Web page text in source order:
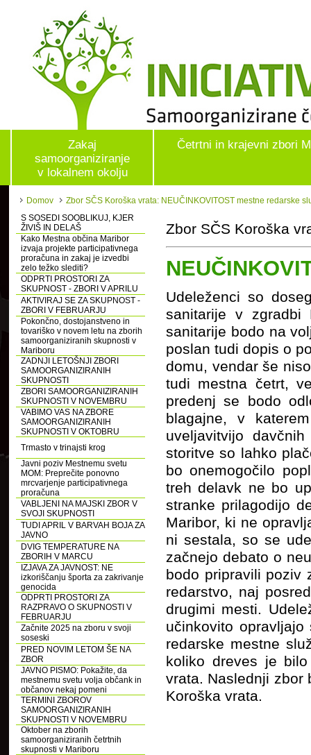
Zakaj
samoorganiziranje
v lokalnem okolju
Četrtni in krajevni zbori
Domov
Zbor SČS Koroška vrata: NEUČINKOVITOST mestne redarske
S SOSEDI SOOBLIKUJ, KJER
ŽIVIŠ IN DELAŠ
Kako Mestna občina Maribor
izvaja projekte participativnega
proračuna in zakaj je izvedbi
zelo težko slediti?
ODPRTI PROSTORI ZA
SKUPNOST - ZBORI V APRILU
AKTIVIRAJ SE ZA SKUPNOST -
ZBORI V FEBRUARJU
Pokončno, dostojanstveno in
tovariško v novem letu na zborih
samoorganiziranih skupnosti v
Mariboru
ZADNJI LETOŠNJI ZBORI
SAMOORGANIZIRANIH
SKUPNOSTI
ZBORI SAMOORGANIZIRANIH
SKUPNOSTI V NOVEMBRU
VABIMO VAS NA ZBORE
SAMOORGANIZIRANIH
SKUPNOSTI V OKTOBRU
Trmasto v trinajsti krog
Javni poziv Mestnemu svetu
MOM: Preprečite ponovno
mrcvarjenje participativnega
proračuna
VABLJENI NA MAJSKI ZBOR V
SVOJI SKUPNOSTI
TUDI APRIL V BARVAH BOJA ZA
JAVNO
DVIG TEMPERATURE NA
ZBORIH V MARCU
IZJAVA ZA JAVNOST: NE
izkoriščanju športa za zakrivanje
genocida
ODPRTI PROSTORI ZA
RAZPRAVO O SKUPNOSTI V
FEBRUARJU
Začnite 2025 na zboru v svoji
soseski
PRED NOVIM LETOM ŠE NA
ZBOR
JAVNO PISMO: Pokažite, da
mestnemu svetu volja občank in
občanov nekaj pomeni
TERMINI ZBOROV
SAMOORGANIZIRANIH
SKUPNOSTI V NOVEMBRU
Oktober na zborih
samoorganiziranih četrtnih
skupnosti v Mariboru
Zbor SČS Koroška
Udeleženci so
sanitarije v
sanitarije bodo na
poslan tudi dopis o
domu, vendar še
tudi mestna četrt,
predenj se bodo
blagajne, v
uveljavitvijo
storitve so lahko
bo onemogočilo
treh delavk ne bo
stranke prilagodijo
Maribor, ki ne
ni sestala, so se
začnejo debato o
bodo pripravili poziv
redarstvo, naj
drugimi mesti.
učinkovito
redarske mestne
koliko dreves je
vrata. Naslednji zbor
Koroška vrata.